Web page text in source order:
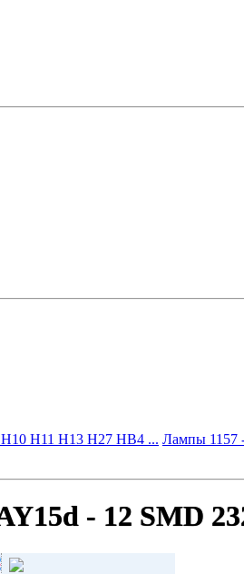
H11 H13 H27 HB4 ... Лампы 1157
- 12 SMD